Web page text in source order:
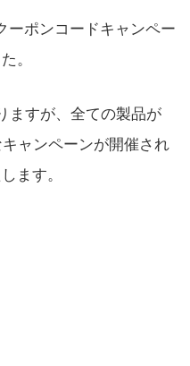
ーポンコードキャンペー
。
ますが、全ての製品が
ャンペーンが開催され
ます。